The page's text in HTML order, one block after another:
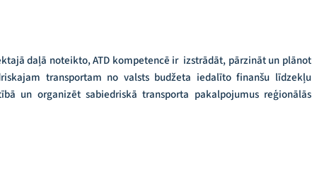
daļā noteikto, ATD kompetencē ir izstrādāt, pārzināt un plānot
transportam no valsts budžeta iedalīto finanšu līdzekļu
un organizēt sabiedriskā transporta pakalpojumus reģionālās